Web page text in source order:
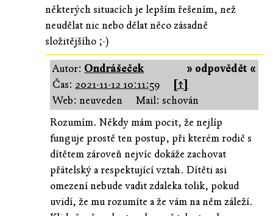
některých situacích je lepším řešením, než
neudělat nic nebo dělat něco zásadně
složitějšího ;-)
» odpovědět «
Autor: Ondrášeček
Čas: 2021-11-12 10:11:59
[↑]
Web: neuveden
Mail: schován
Rozumím. Někdy mám pocit, že nejlíp
funguje prostě ten postup, při kterém rodič s
dítětem zároveň nejvíc dokáže zachovat
přátelský a respektující vztah. Dítěti asi
omezení nebude vadit zdaleka tolik, pokud
uvidí, že mu rozumíte a že vám na něm záleží.